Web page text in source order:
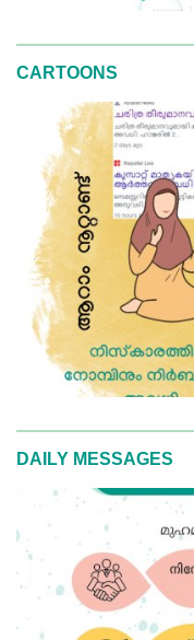
CARTOONS
DAILY MESSAGES